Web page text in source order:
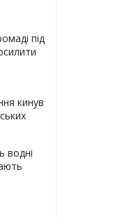
під
кинув
водні